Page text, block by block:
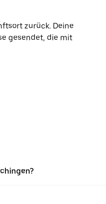
zurück. Deine
gesendet, die mit